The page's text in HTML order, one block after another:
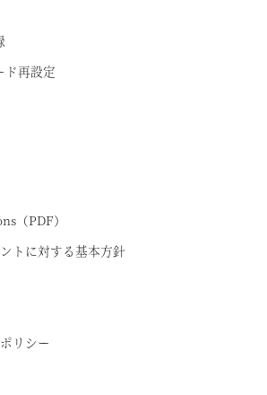
再設定
（PDF）
トに対する基本方針
リシー